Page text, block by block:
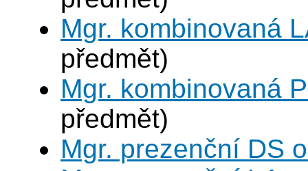
Mgr. kombinovaná
předmět)
Mgr. kombinovaná
předmět)
Mgr. prezenční DS